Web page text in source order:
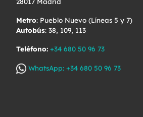
Metro: Pueblo Nuevo (Líneas 5 y 7)
Autobús: 38, 109, 113
Teléfono: +34 680 50 96 73
WhatsApp: +34 680 50 96 73